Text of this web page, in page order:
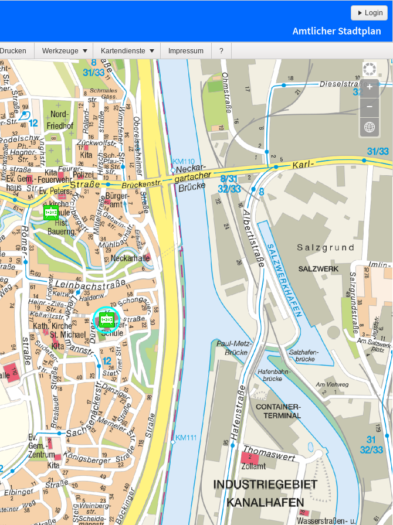
Login
+
–
Drucken Werkzeuge Kartendienste Impressum ?